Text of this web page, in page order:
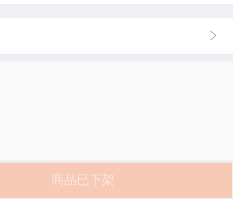
商品已下架